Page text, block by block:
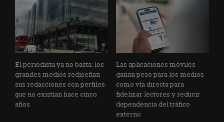
El periodista ya no basta: los
grandes medios rediseñan
sus redacciones con perfiles
que no existían hace cinco
años
Las aplicaciones móviles
ganan peso para los medios
como vía directa para
fidelizar lectores y reducir
dependencia del tráfico
externo